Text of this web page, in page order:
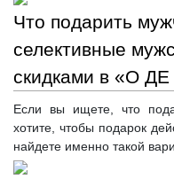
Что подарить
селективные
скидками в «О
Если вы ищете, что
хотите, чтобы подарок
найдете именно такой